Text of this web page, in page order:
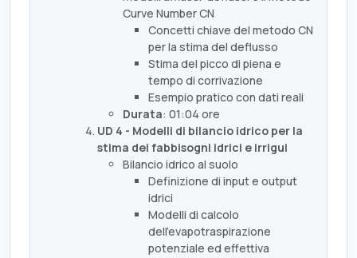
Curve Number CN
Concetti chiave del metodo CN
per la stima del deflusso
Stima del picco di piena e
tempo di corrivazione
Esempio pratico con dati reali
Durata: 01:04 ore
UD 4 - Modelli di bilancio idrico per la
stima dei fabbisogni idrici e irrigui
Bilancio idrico al suolo
Definizione di input e output
idrici
Modelli di calcolo
dell’evapotraspirazione
potenziale ed effettiva